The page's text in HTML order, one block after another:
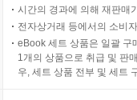
시간의 경과에 의해 재판매
전자상거래 등에서의 소비
eBook 세트 상품은 일괄 구
1개의 상품으로 취급 및 판
우, 세트 상품 전부 및 세트